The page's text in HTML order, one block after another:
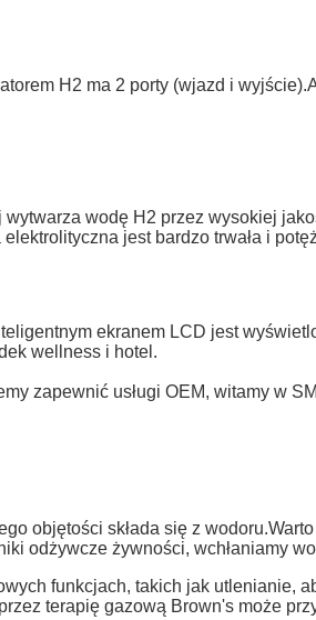
H2 ma 2 porty (wjazd i
wodę H2 przez wysokiej
jest bardzo trwała i
ekranem LCD jest
wellness i hotel.
zapewnić usługi OEM, witamy w
objętości składa się z
odżywcze żywności, wchłaniamy
funkcjach, takich jak utlenianie,
terapię gazową Brown's może